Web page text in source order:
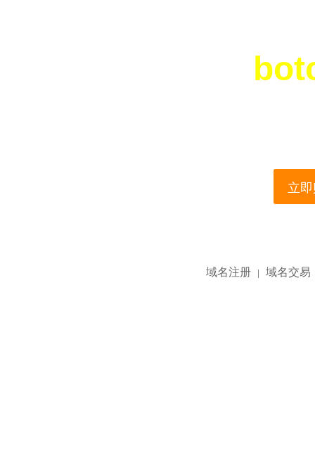
立
域名注册 | 域名交易